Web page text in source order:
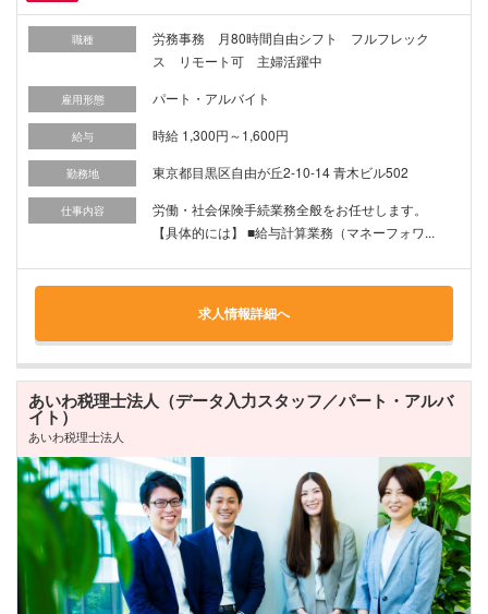
職種
労務事務 月80時間自由シフト フルフレック
ス リモート可 主婦活躍中
雇用形態 パート・アルバイト
給与 時給 1,300円～1,600円
勤務地 東京都目黒区自由が丘2-10-14 青木ビル502
仕事内容
労働・社会保険手続業務全般をお任せします。
【具体的には】 ■給与計算業務（マネーフォワ...
求人情報詳細へ
あいわ税理士法人（データ入力スタッフ／パート・アルバ
イト）
あいわ税理士法人